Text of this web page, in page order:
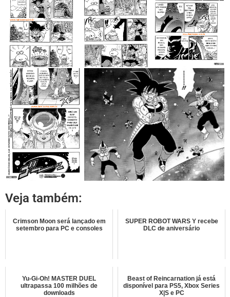
Veja também:
Crimson Moon será lançado em
setembro para PC e consoles
SUPER ROBOT WARS Y recebe
DLC de aniversário
Yu-Gi-Oh! MASTER DUEL
ultrapassa 100 milhões de
downloads
Beast of Reincarnation já está
disponível para PS5, Xbox Series
X|S e PC